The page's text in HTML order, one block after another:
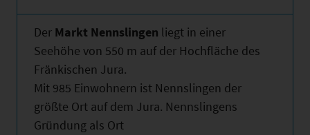
Der Markt Nennslingen liegt in einer
Seehöhe von 550 m auf der Hochfläche des
Fränkischen Jura.
Mit 985 Einwohnern ist Nennslingen der
größte Ort auf dem Jura. Nennslingens
Gründung als Ort